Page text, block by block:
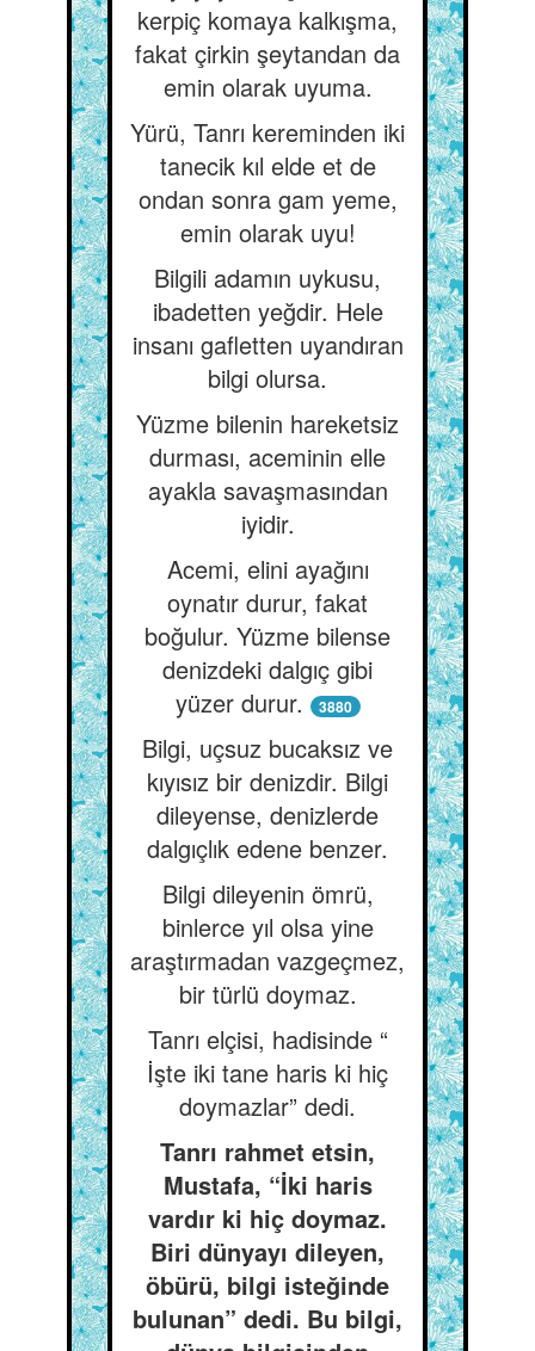
kerpiç komaya kalkışma,
fakat çirkin şeytandan da
emin olarak uyuma.
Yürü, Tanrı kereminden iki
tanecik kıl elde et de
ondan sonra gam yeme,
emin olarak uyu!
Bilgili adamın uykusu,
ibadetten yeğdir. Hele
insanı gafletten uyandıran
bilgi olursa.
Yüzme bilenin hareketsiz
durması, aceminin elle
ayakla savaşmasından
iyidir.
Acemi, elini ayağını
oynatır durur, fakat
boğulur. Yüzme bilense
denizdeki dalgıç gibi
yüzer durur.
3880
Bilgi, uçsuz bucaksız ve
kıyısız bir denizdir. Bilgi
dileyense, denizlerde
dalgıçlık edene benzer.
Bilgi dileyenin ömrü,
binlerce yıl olsa yine
araştırmadan vazgeçmez,
bir türlü doymaz.
Tanrı elçisi, hadisinde “
İşte iki tane haris ki hiç
doymazlar” dedi.
Tanrı rahmet etsin,
Mustafa, “İki haris
vardır ki hiç doymaz.
Biri dünyayı dileyen,
öbürü, bilgi isteğinde
bulunan” dedi. Bu bilgi,